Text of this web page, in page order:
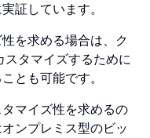
証しています。
を求める場合は、ク
タマイズするために
とも可能です。
マイズ性を求めるの
ンプレミス型のビッ